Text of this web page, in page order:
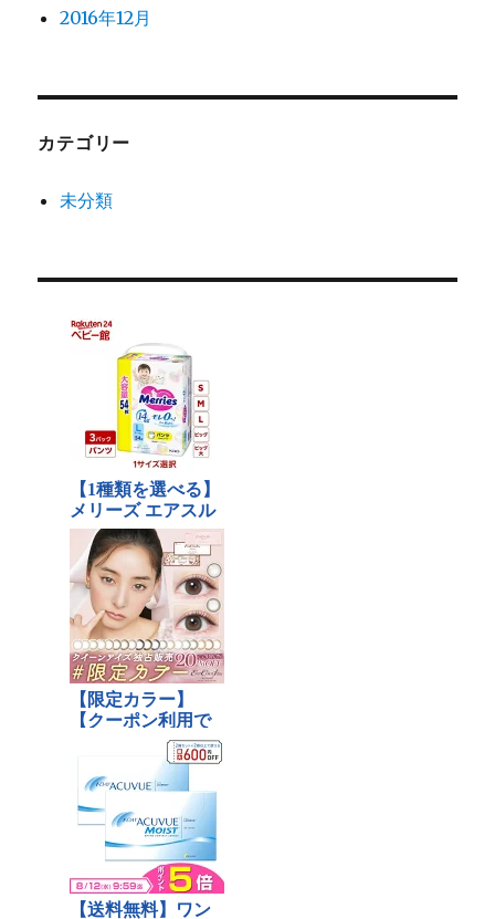
2016年12月
カテゴリー
未分類